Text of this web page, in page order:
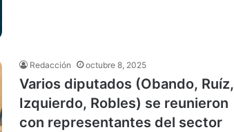
Redacción octubre 8, 2025
Varios diputados (Obando, Ruíz,
Izquierdo, Robles) se reunieron
con representantes del sector